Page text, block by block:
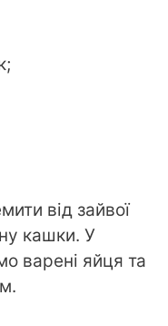
від зайвої
кашки. У
варені яйця та